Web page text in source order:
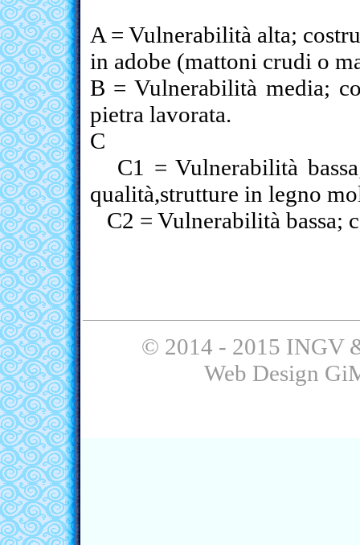
A = Vulnerabilità alta;
in adobe (mattoni crudi o
B = Vulnerabilità media;
pietra lavorata.
C
C1 = Vulnerabilità
qualità,strutture in legno
C2 = Vulnerabilità bassa;
© 2014 - 2015 INGV
Web Design